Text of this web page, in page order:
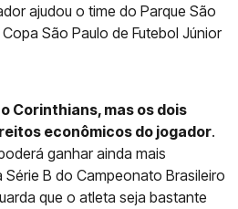
ajudou o time do Parque São
São Paulo de Futebol Júnior
Corinthians, mas os dois
econômicos do jogador.
ganhar ainda mais
B do Campeonato Brasileiro
que o atleta seja bastante